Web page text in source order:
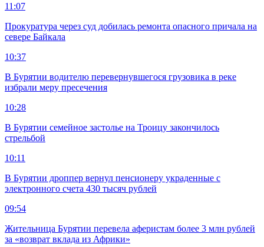
11:07
Прокуратура через суд добилась ремонта опасного причала на
севере Байкала
10:37
В Бурятии водителю перевернувшегося грузовика в реке
избрали меру пресечения
10:28
В Бурятии семейное застолье на Троицу закончилось
стрельбой
10:11
В Бурятии дроппер вернул пенсионеру украденные с
электронного счета 430 тысяч рублей
09:54
Жительница Бурятии перевела аферистам более 3 млн рублей
за «возврат вклада из Африки»